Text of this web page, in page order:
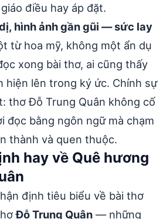
điều hay áp đặt.
hình ảnh gần gũi — sức lay
từ hoa mỹ, không một ẩn dụ
xong bài thơ, ai cũng thấy
hiện lên trong ký ức. Chính sự
thơ Đỗ Trung Quân không cố
đọc bằng ngôn ngữ mà chạm
thành và quen thuộc.
hay về Quê hương
định tiêu biểu về bài thơ
Đỗ Trung Quân — những